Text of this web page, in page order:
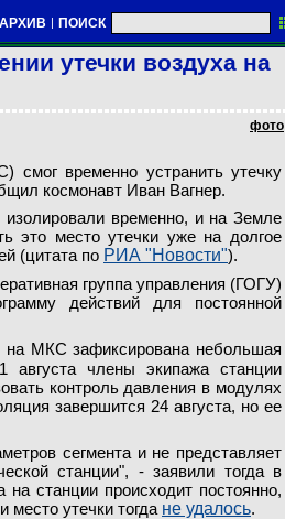
АРХИВ | ПОИСК
утечки воздуха на
фото
смог временно устранить утечку
космонавт Иван Вагнер.
изолировали временно, и на Земле
это место утечки уже на долгое
(цитата по РИА "Новости").
группа управления (ГОГУ)
действий для постоянной
на МКС зафиксирована небольшая
августа члены экипажа станции
контроль давления в модулях
завершится 24 августа, но ее
сегмента и не представляет
станции", - заявили тогда в
на станции происходит постоянно,
место утечки тогда не удалось.